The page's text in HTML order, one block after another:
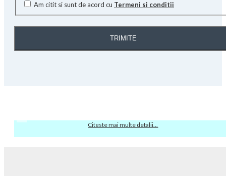
Am citit si sunt de acord cu Termeni si conditii
TRIMITE
Citeste mai multe detalii...